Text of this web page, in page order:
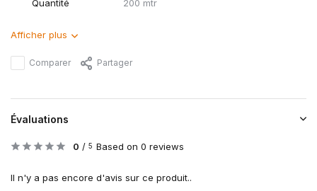
Quantité 200 mtr
Afficher plus
Comparer Partager
Évaluations
0 / 5 Based on 0 reviews
Il n'y a pas encore d'avis sur ce produit..